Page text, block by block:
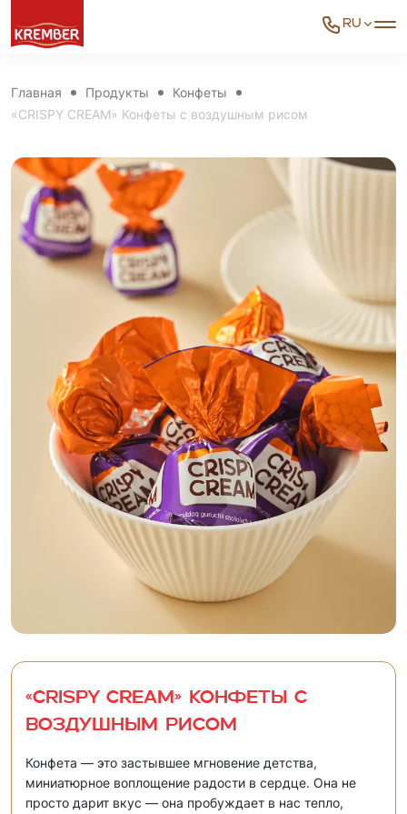
RU
Главная Продукты
Конфеты
«CRISPY CREAM» Конфеты с воздушным рисом
«CRISPY CREAM» Конфеты с
воздушным рисом
Конфета — это застывшее мгновение детства,
миниатюрное воплощение радости в сердце. Она не
просто дарит вкус — она пробуждает в нас тепло,